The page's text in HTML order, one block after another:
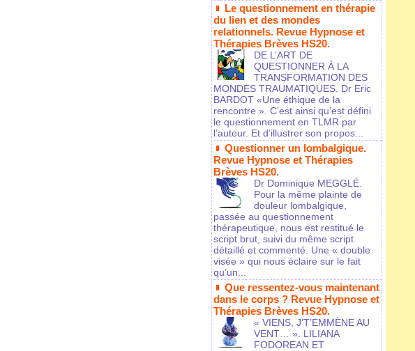
Le questionnement en thérapie
du lien et des mondes
relationnels. Revue Hypnose et
Thérapies Brèves HS20.
DE L’ART DE
QUESTIONNER À LA
TRANSFORMATION DES
MONDES TRAUMATIQUES. Dr Eric
BARDOT «Une éthique de la
rencontre ». C’est ainsi qu’est défini
le questionnement en TLMR par
l’auteur. Et d’illustrer son propos...
Questionner un lombalgique.
Revue Hypnose et Thérapies
Brèves HS20.
Dr Dominique MEGGLÉ.
Pour la même plainte de
douleur lombalgique,
passée au questionnement
thérapeutique, nous est restitué le
script brut, suivi du même script
détaillé et commenté. Une « double
visée » qui nous éclaire sur le fait
qu’un...
Que ressentez-vous maintenant
dans le corps ? Revue Hypnose et
Thérapies Brèves HS20.
« VIENS, J’T’EMMÈNE AU
VENT… ». LILIANA
FODOREAN ET